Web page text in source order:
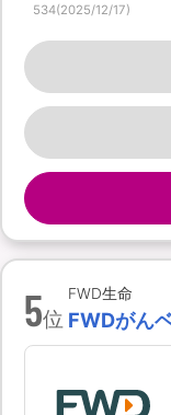
534(2025/12/17)
5位
FWD生命
FWDがん